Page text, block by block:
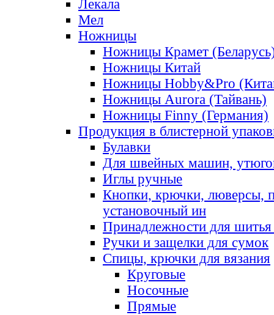
Лекала
Мел
Ножницы
Ножницы Крамет
Ножницы Китай
Ножницы Hobby&Pro
Ножницы Aurora (Тайвань)
Ножницы Finny (Германия)
Продукция в блистерной
Булавки
Для швейных машин,
Иглы ручные
Кнопки, крючки, люверсы,
установочный ин
Принадлежности для шитья
Ручки и защелки для сумок
Спицы, крючки для вязания
Круговые
Носочные
Прямые